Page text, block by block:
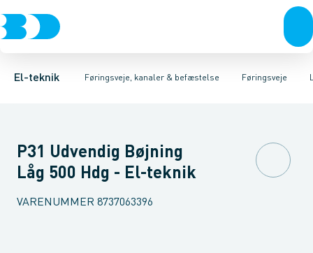
El-teknik Føringsveje, kanaler & befæstelse
Afbrydere, stikkontakter & lampeudtagForgreningsmateriel
Føringsveje
Føringsveje Installationskanaler for gulvInstallationskanaler
Gitterbakke Endestykke til kabelbakkeMontageplade til
P31 Udvendig Bøjning
Låg 500 Hdg - El-teknik
VARENUMMER 8737063396